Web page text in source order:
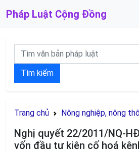
Pháp Luật Cộng Đồng
Tìm kiếm
Trang chủ Nông nghiệp, nông
Nghị quyết 22/2011/NQ-
vốn đầu tư kiên cố hoá